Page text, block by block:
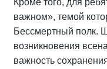
Кроме того, для
важном», темой
Бессмертный полк.
возникновения
важность